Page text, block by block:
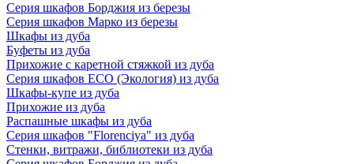
Серия шкафов Борджия из березы
Серия шкафов Марко из березы
Шкафы из дуба
Буфеты из дуба
Прихожие с каретной стяжкой из дуба
Серия шкафов ECO (Экология) из дуба
Шкафы-купе из дуба
Прихожие из дуба
Распашные шкафы из дуба
Серия шкафов "Florenciya" из дуба
Стенки, витражи, библиотеки из дуба